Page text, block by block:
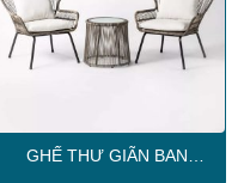
GHẾ THƯ GIÃN BAN